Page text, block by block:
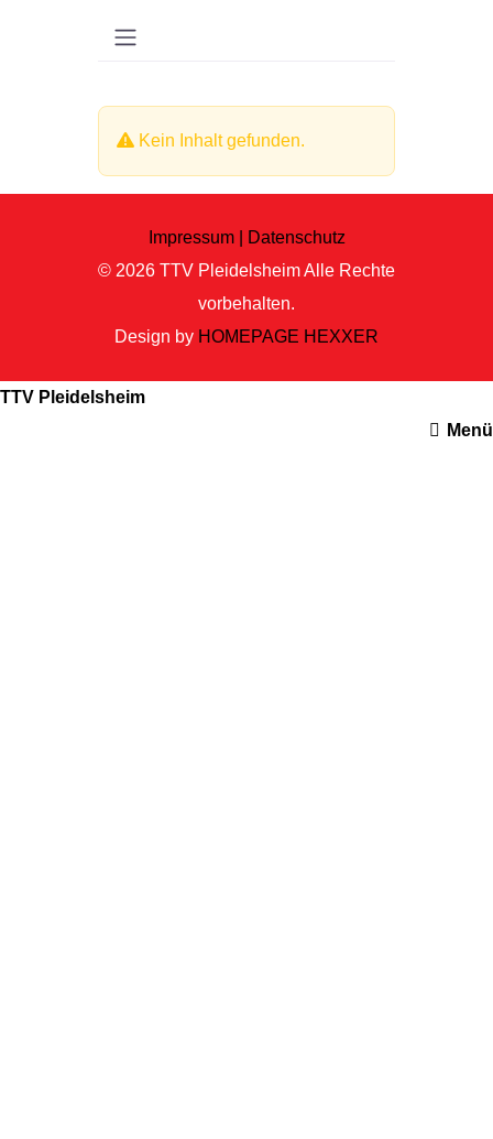
Kein Inhalt gefunden.
Impressum |
Datenschutz
© 2026 TTV PleidelsheimAlle Rechte
vorbehalten.
Design by HOMEPAGE HEXXER
TTV Pleidelsheim
Menü